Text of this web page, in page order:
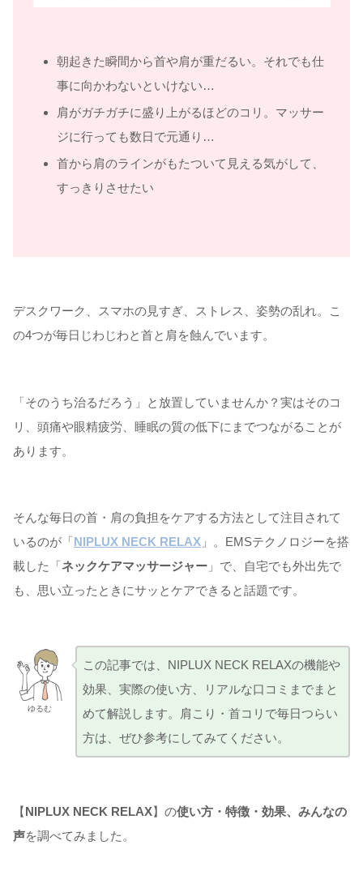
朝起きた瞬間から首や肩が重だるい。それでも仕
事に向かわないといけない…
肩がガチガチに盛り上がるほどのコリ。マッサー
ジに行っても数日で元通り…
首から肩のラインがもたついて見える気がして、
すっきりさせたい
デスクワーク、スマホの見すぎ、ストレス、姿勢の乱れ。こ
の4つが毎日じわじわと首と肩を蝕んでいます。
「そのうち治るだろう」と放置していませんか？実はそのコ
リ、頭痛や眼精疲労、睡眠の質の低下にまでつながることが
あります。
そんな毎日の首・肩の負担をケアする方法として注目されて
いるのが「 NIPLUX NECK RELAX 」。EMSテクノロジーを搭
載した「 ネックケアマッサージャー 」で、自宅でも外出先で
も、思い立ったときにサッとケアできると話題です。
ゆるむ
この記事では、NIPLUX NECK RELAXの機能や
効果、実際の使い方、リアルな口コミまでまと
めて解説します。肩こり・首コリで毎日つらい
方は、ぜひ参考にしてみてください。
【 NIPLUX NECK RELAX】の使い方・特徴・効果、みんなの
声を調べてみました。